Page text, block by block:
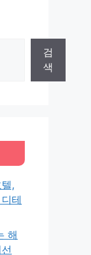
검
색
,
테
해